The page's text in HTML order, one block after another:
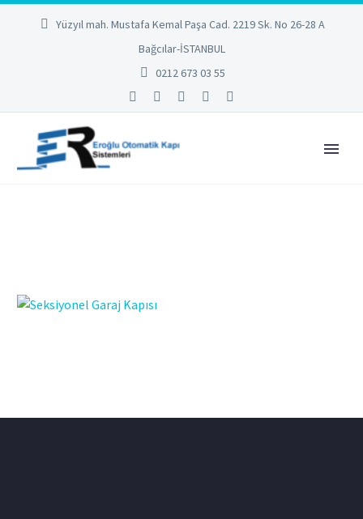
Yüzyıl mah. Mustafa Kemal Paşa Cad. 2219 Sk. No 26-28 A
Bağcılar-İSTANBUL
0212 673 03 55